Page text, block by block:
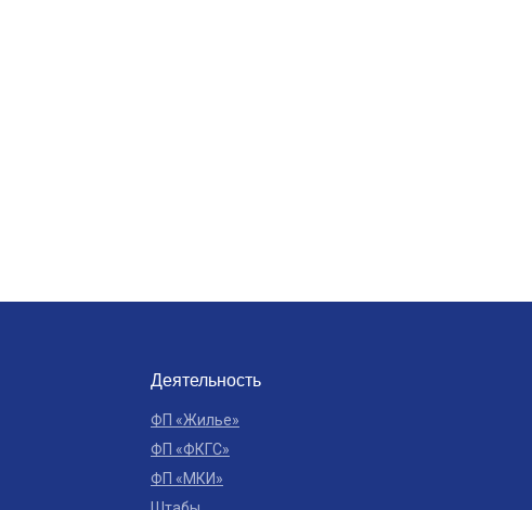
ФП «ФКГС»
ФП «Жилье»
ФП «МКИ»
Деятельность